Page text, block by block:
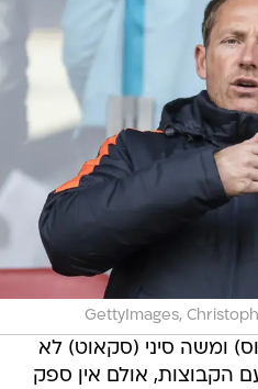
GettyImages,
ומשה סיני (סקאוט) לא
הקבוצות, אולם אין ספק